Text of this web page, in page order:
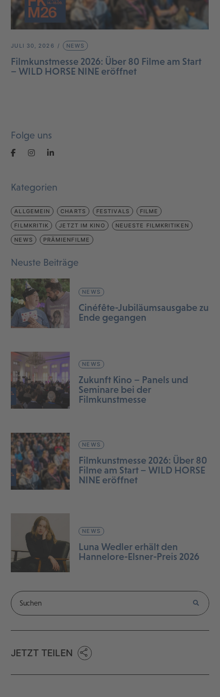
JULI 30, 2026 NEWS
Filmkunstmesse 2026: Über 80 Filme am Start
– WILD HORSE NINE eröffnet
Folge uns
Kategorien
ALLGEMEIN CHARTS FESTIVALS FILME
FILMKRITIK JETZT IM KINO NEUESTE FILMKRITIKEN
NEWS PRÄMIENFILME
Neuste Beiträge
NEWS
Cinéfête-Jubiläumsausgabe zu
Ende gegangen
NEWS
Zukunft Kino – Panels und
Seminare bei der
Filmkunstmesse
NEWS
Filmkunstmesse 2026: Über 80
Filme am Start – WILD HORSE
NINE eröffnet
NEWS
Luna Wedler erhält den
Hannelore-Elsner-Preis 2026
JETZT TEILEN